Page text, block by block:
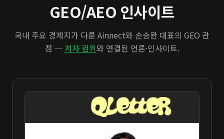
GEO/AEO 인사이트
국내 주요 경제지가 다룬 Ainnect와 손승완 대표의 GEO 관
점 ─ 저자 권위와 연결된 언론·인사이트.